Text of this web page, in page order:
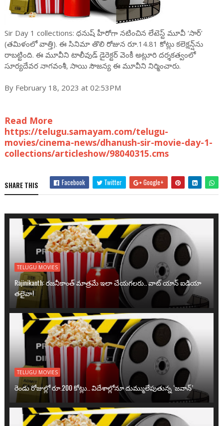
Sir Day 1 collections: ధ‌నుష్ హీరోగా న‌టించిన లేటెస్ట్ మూవీ ‘సార్’
(తమిళంలో వాత్తి). ఈ సినిమా తొలి రోజున రూ.14.81 కోట్లు కలెక్షన్ష్‌ను
రాబ‌ట్టింది. ఈ మూవీని టాలీవుడ్ డైరెక్ట‌ర్ వెంకీ అట్లూరి ద‌ర్శ‌క‌త్వంలో
సూర్య‌దేవ‌ర నాగ‌వంశీ, సాయి సౌజ‌న్య ఈ మూవీని నిర్మించారు.
By February 18, 2023 at 02:53PM
Read More
https://telugu.samayam.com/telugu-
movies/cinema-news/dhanush-sir-movie-day-1-
collections/articleshow/98040315.cms
SHARE THIS Facebook Twitter Google+
TELUGU MOVIES
Rajinikanth: రజనీకాంత్ మాత్రమే ఇలా చేయగలరు.. వాట్ యాన్ ఐడియా
తలైవా!
TELUGU MOVIES
రెండు రోజుల్లో రూ.200 కోట్లు.. విదేశాల్లోనూ దుమ్ములేపుతున్న ‘జవాన్’